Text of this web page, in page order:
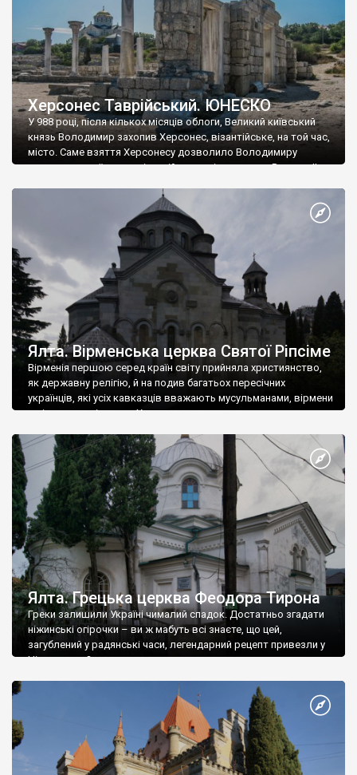
Херсонес Таврійський. ЮНЕСКО
У 988 році, після кількох місяців облоги, Великий київський
князь Володимир захопив Херсонес, візантійське, на той час,
місто. Саме взяття Херсонесу дозволило Володимиру
диктувати свої умови візантійському імператору Василю ІІ, та
Херсонесі Володимир-язичник, став Василем-християнином.
А потім було Хрещення Русі. На честь Херсонесу Таврійського
Ялта. Вірменська церква Святої Ріпсіме
Вірменія першою серед країн світу прийняла християнство,
як державну релігію, й на подив багатьох пересічних
українців, які усіх кавказців вважають мусульманами, вірмени
є відданими вірянами Христа
Ялта. Грецька церква Феодора Тирона
Греки залишили Україні чималий спадок. Достатньо згадати
ніжинські огірочки – ви ж мабуть всі знаєте, що цей,
загублений у радянські часи, легендарний рецепт привезли у
Ніжин греки?